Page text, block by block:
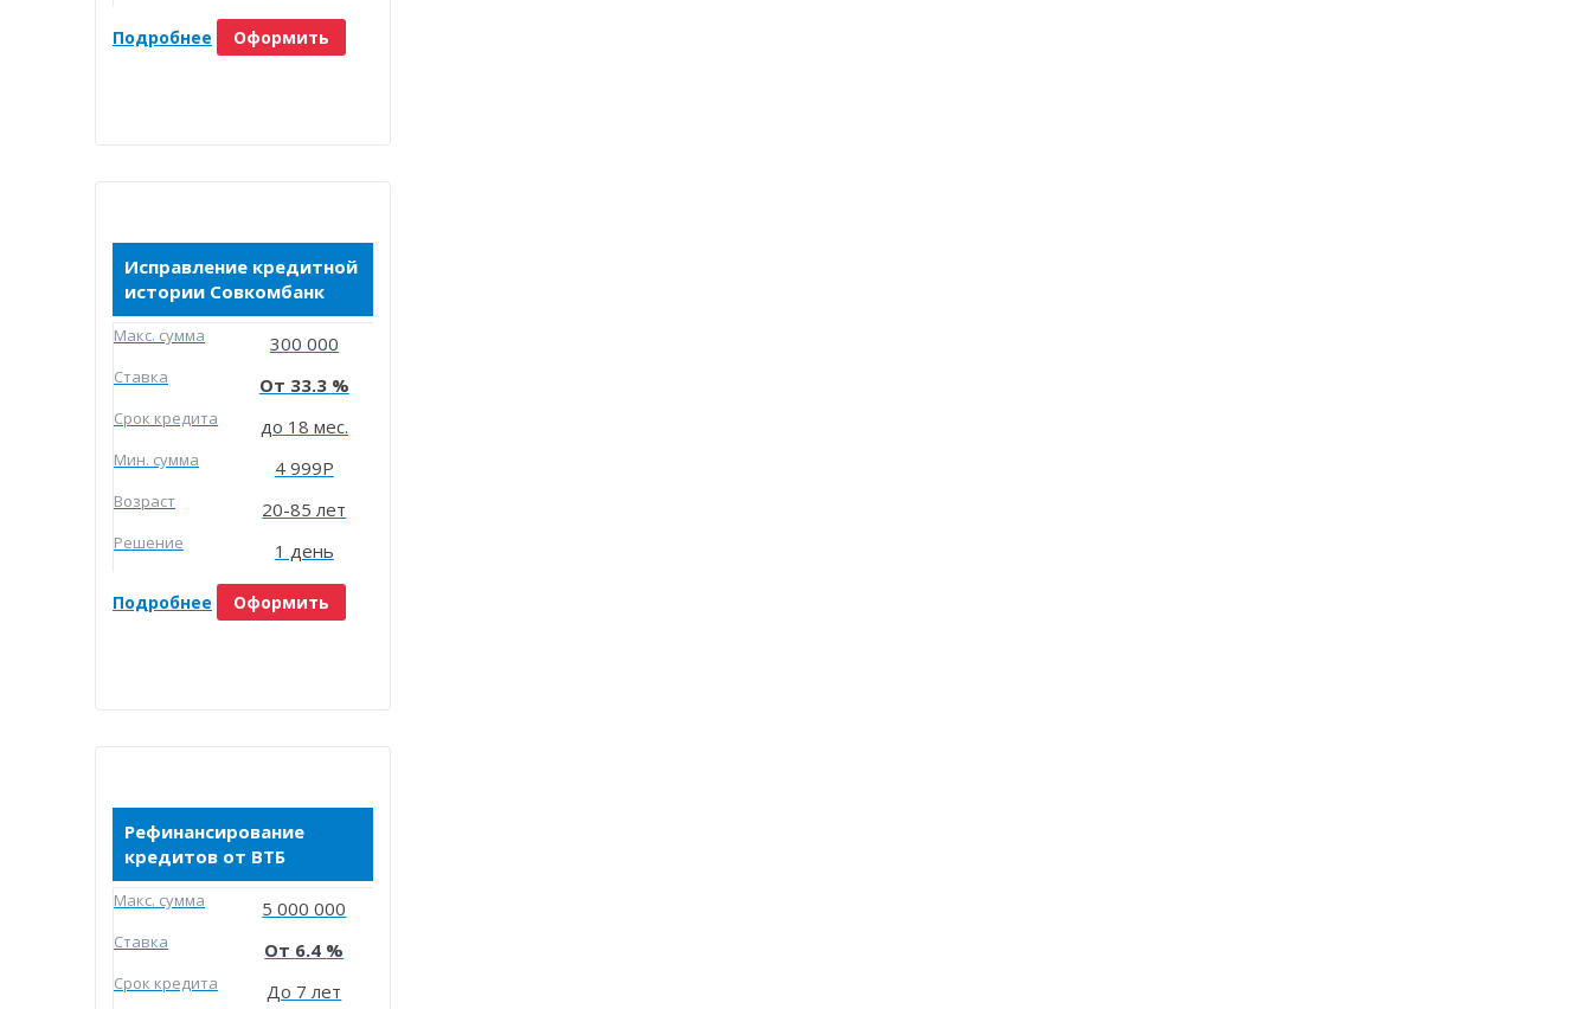
Подробнее Оформить
Исправление кредитной
истории Совкомбанк
Макc. сумма 300 000
Ставка 33.3
Срок кредита до 18 мес.
Мин. сумма 4 999Р
Возраст 20-85 лет
Решение 1 день
Подробнее Оформить
Рефинансирование
кредитов от ВТБ
Макc. сумма 5 000 000
Ставка 6.4
Срок кредита До 7 лет